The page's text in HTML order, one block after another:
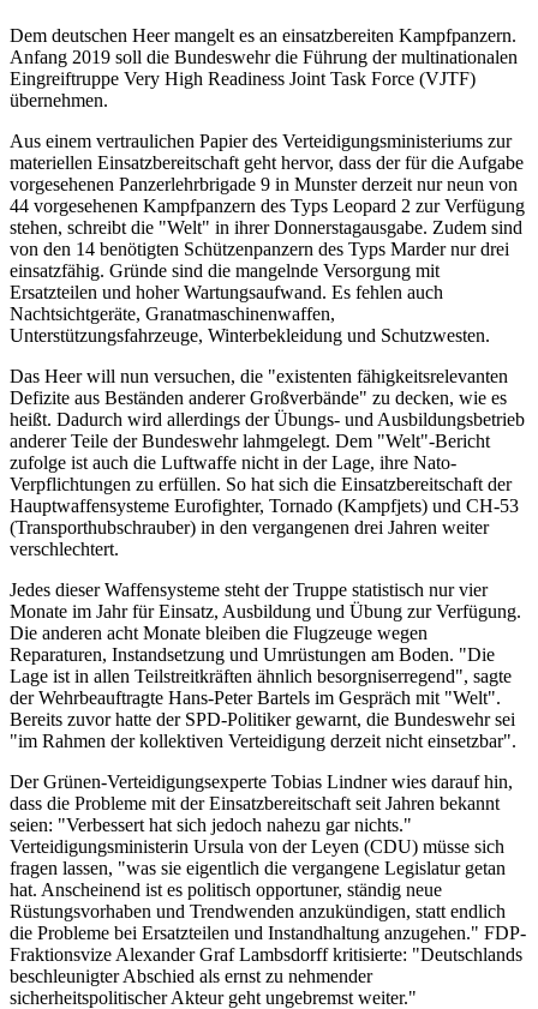
Dem deutschen Heer mangelt es an einsatzbereiten Kampfpanzern.
Anfang 2019 soll die Bundeswehr die Führung der multinationalen
Eingreiftruppe Very High Readiness Joint Task Force (VJTF)
übernehmen.
Aus einem vertraulichen Papier des Verteidigungsministeriums zur
materiellen Einsatzbereitschaft geht hervor, dass der für die Aufgabe
vorgesehenen Panzerlehrbrigade 9 in Munster derzeit nur neun von
44 vorgesehenen Kampfpanzern des Typs Leopard 2 zur Verfügung
stehen, schreibt die "Welt" in ihrer Donnerstagausgabe. Zudem sind
von den 14 benötigten Schützenpanzern des Typs Marder nur drei
einsatzfähig. Gründe sind die mangelnde Versorgung mit
Ersatzteilen und hoher Wartungsaufwand. Es fehlen auch
Nachtsichtgeräte, Granatmaschinenwaffen,
Unterstützungsfahrzeuge, Winterbekleidung und Schutzwesten.
Das Heer will nun versuchen, die "existenten fähigkeitsrelevanten
Defizite aus Beständen anderer Großverbände" zu decken, wie es
heißt. Dadurch wird allerdings der Übungs- und Ausbildungsbetrieb
anderer Teile der Bundeswehr lahmgelegt. Dem "Welt"-Bericht
zufolge ist auch die Luftwaffe nicht in der Lage, ihre Nato-
Verpflichtungen zu erfüllen. So hat sich die Einsatzbereitschaft der
Hauptwaffensysteme Eurofighter, Tornado (Kampfjets) und CH-53
(Transporthubschrauber) in den vergangenen drei Jahren weiter
verschlechtert.
Jedes dieser Waffensysteme steht der Truppe statistisch nur vier
Monate im Jahr für Einsatz, Ausbildung und Übung zur Verfügung.
Die anderen acht Monate bleiben die Flugzeuge wegen
Reparaturen, Instandsetzung und Umrüstungen am Boden. "Die
Lage ist in allen Teilstreitkräften ähnlich besorgniserregend", sagte
der Wehrbeauftragte Hans-Peter Bartels im Gespräch mit "Welt".
Bereits zuvor hatte der SPD-Politiker gewarnt, die Bundeswehr sei
"im Rahmen der kollektiven Verteidigung derzeit nicht einsetzbar".
Der Grünen-Verteidigungsexperte Tobias Lindner wies darauf hin,
dass die Probleme mit der Einsatzbereitschaft seit Jahren bekannt
seien: "Verbessert hat sich jedoch nahezu gar nichts."
Verteidigungsministerin Ursula von der Leyen (CDU) müsse sich
fragen lassen, "was sie eigentlich die vergangene Legislatur getan
hat. Anscheinend ist es politisch opportuner, ständig neue
Rüstungsvorhaben und Trendwenden anzukündigen, statt endlich
die Probleme bei Ersatzteilen und Instandhaltung anzugehen." FDP-
Fraktionsvize Alexander Graf Lambsdorff kritisierte: "Deutschlands
beschleunigter Abschied als ernst zu nehmender
sicherheitspolitischer Akteur geht ungebremst weiter."